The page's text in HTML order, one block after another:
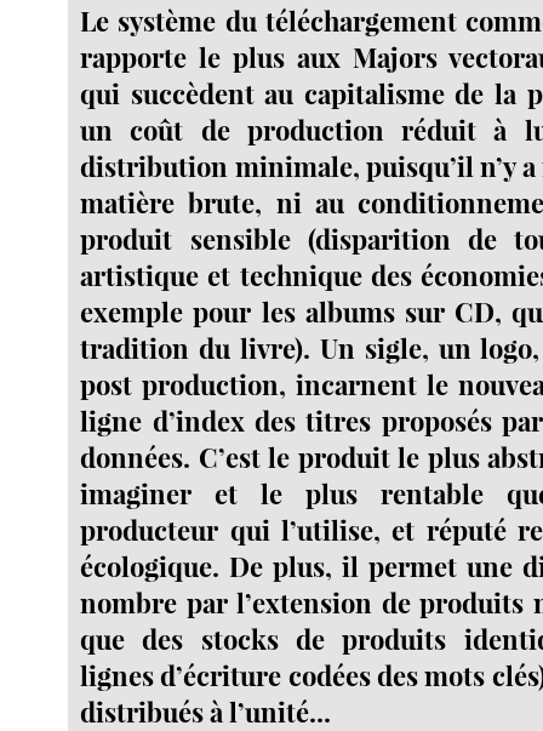
Le système du téléchargement
rapporte le plus aux Majors
qui succèdent au capitalisme de la
un coût de production réduit à
distribution minimale, puisqu’il n’y
matière brute, ni au
produit sensible (disparition de
artistique et technique des
exemple pour les albums sur CD,
tradition du livre). Un sigle, un
post production, incarnent le
ligne d’index des titres proposés
données. C’est le produit le plus
imaginer et le plus rentable
producteur qui l’utilise, et réputé
écologique. De plus, il permet une
nombre par l’extension de produits
que des stocks de produits
lignes d’écriture codées des mots
distribués à l’unité...